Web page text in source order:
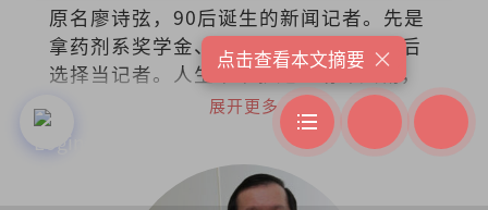
原名廖诗弦，90后诞生的新闻记者。先是
拿药剂系奖学金、再去念了中文系、最后
选择当记者。人生本来就是一场即兴剧，
无需固定脚本，只需勇气和创造力。
展开更多
点击查看本文摘要 ×